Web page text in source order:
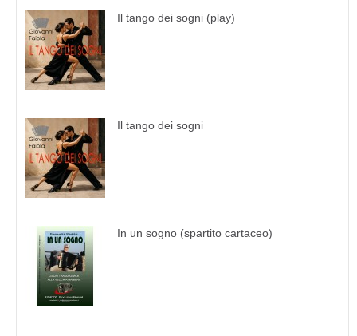
Il tango dei sogni (play)
Il tango dei sogni
In un sogno (spartito cartaceo)